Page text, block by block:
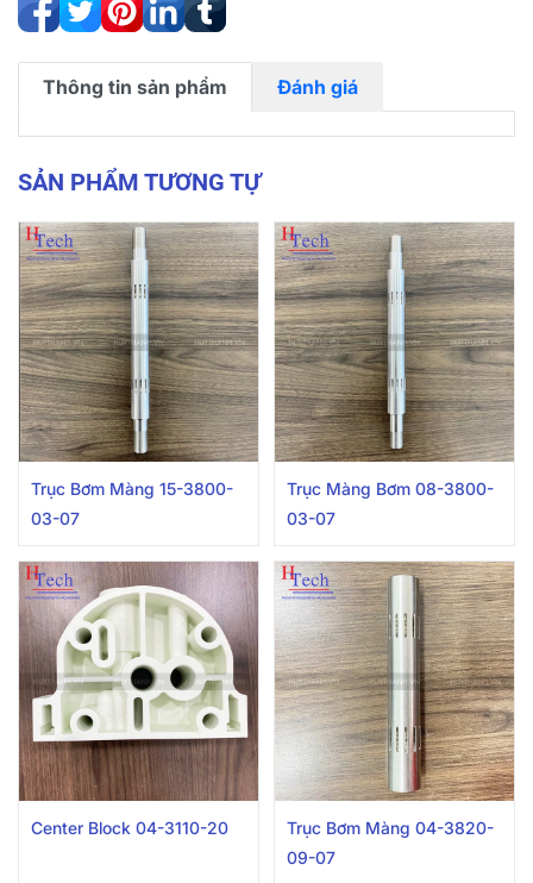
Thông tin sản phẩm Đánh giá
SẢN PHẨM TƯƠNG TỰ
Trục Bơm Màng 15-3800-
03-07
Trục Màng Bơm 08-3800-
03-07
Center Block 04-3110-20
Trục Bơm Màng 04-3820-
09-07